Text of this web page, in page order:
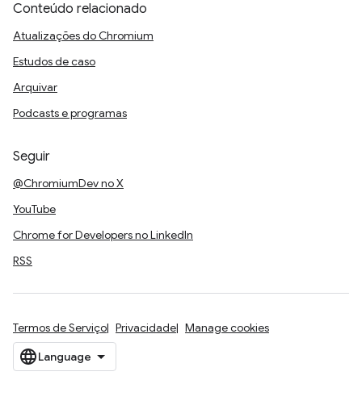
Conteúdo relacionado
Atualizações do Chromium
Estudos de caso
Arquivar
Podcasts e programas
Seguir
@ChromiumDev no X
YouTube
Chrome for Developers no LinkedIn
RSS
Termos de Serviço Privacidade Manage cookies